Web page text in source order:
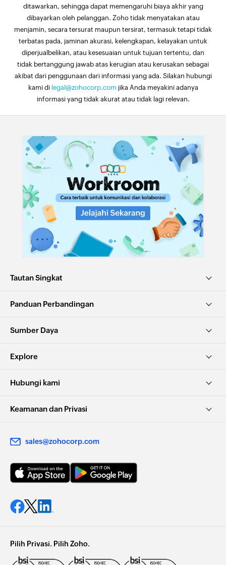
ditawarkan, sehingga dapat memengaruhi biaya akhir yang
dibayarkan oleh pelanggan. Zoho tidak menyatakan atau
menjamin, secara tersurat maupun tersirat, termasuk tetapi tidak
terbatas pada, jaminan akurasi, kelengkapan, kelayakan untuk
diperjualbelikan, atau kesesuaian untuk tujuan tertentu, dan
tidak bertanggung jawab atas kerugian atau kerusakan sebagai
akibat dari penggunaan dari informasi yang ada. Silakan hubungi
kami di legal@zohocorp.com jika Anda meyakini adanya
informasi yang tidak akurat atau tidak lagi relevan.
Tautan Singkat
Panduan Perbandingan
Sumber Daya
Explore
Hubungi kami
Keamanan dan Privasi
sales@zohocorp.com
Pilih Privasi. Pilih Zoho.